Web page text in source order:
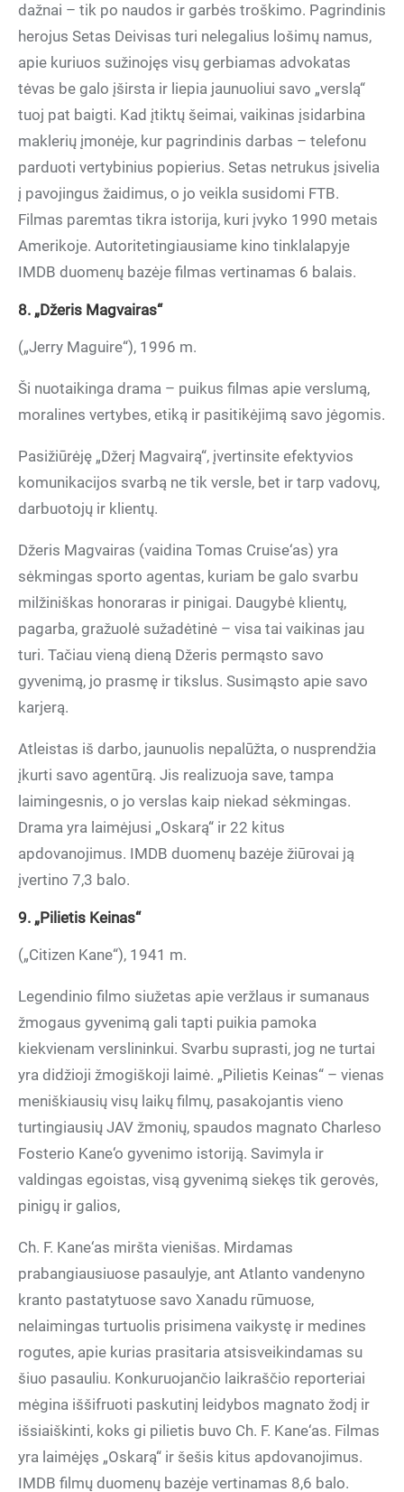
dažnai – tik po naudos ir garbės troškimo. Pagrindinis
herojus Setas Deivisas turi nelegalius lošimų namus,
apie kuriuos sužinojęs visų gerbiamas advokatas
tėvas be galo įširsta ir liepia jaunuoliui savo „verslą“
tuoj pat baigti. Kad įtiktų šeimai, vaikinas įsidarbina
maklerių įmonėje, kur pagrindinis darbas – telefonu
parduoti vertybinius popierius. Setas netrukus įsivelia
į pavojingus žaidimus, o jo veikla susidomi FTB.
Filmas paremtas tikra istorija, kuri įvyko 1990 metais
Amerikoje. Autoritetingiausiame kino tinklalapyje
IMDB duomenų bazėje filmas vertinamas 6 balais.
8. „Džeris Magvairas“
(„Jerry Maguire“), 1996 m.
Ši nuotaikinga drama – puikus filmas apie verslumą,
moralines vertybes, etiką ir pasitikėjimą savo jėgomis.
Pasižiūrėję „Džerį Magvairą“, įvertinsite efektyvios
komunikacijos svarbą ne tik versle, bet ir tarp vadovų,
darbuotojų ir klientų.
Džeris Magvairas (vaidina Tomas Cruise‘as) yra
sėkmingas sporto agentas, kuriam be galo svarbu
milžiniškas honoraras ir pinigai. Daugybė klientų,
pagarba, gražuolė sužadėtinė – visa tai vaikinas jau
turi. Tačiau vieną dieną Džeris permąsto savo
gyvenimą, jo prasmę ir tikslus. Susimąsto apie savo
karjerą.
Atleistas iš darbo, jaunuolis nepalūžta, o nusprendžia
įkurti savo agentūrą. Jis realizuoja save, tampa
laimingesnis, o jo verslas kaip niekad sėkmingas.
Drama yra laimėjusi „Oskarą“ ir 22 kitus
apdovanojimus. IMDB duomenų bazėje žiūrovai ją
įvertino 7,3 balo.
9. „Pilietis Keinas“
(„Citizen Kane“), 1941 m.
Legendinio filmo siužetas apie veržlaus ir sumanaus
žmogaus gyvenimą gali tapti puikia pamoka
kiekvienam verslininkui. Svarbu suprasti, jog ne turtai
yra didžioji žmogiškoji laimė. „Pilietis Keinas“ – vienas
meniškiausių visų laikų filmų, pasakojantis vieno
turtingiausių JAV žmonių, spaudos magnato Charleso
Fosterio Kane‘o gyvenimo istoriją. Savimyla ir
valdingas egoistas, visą gyvenimą siekęs tik gerovės,
pinigų ir galios,
Ch. F. Kane‘as miršta vienišas. Mirdamas
prabangiausiuose pasaulyje, ant Atlanto vandenyno
kranto pastatytuose savo Xanadu rūmuose,
nelaimingas turtuolis prisimena vaikystę ir medines
rogutes, apie kurias prasitaria atsisveikindamas su
šiuo pasauliu. Konkuruojančio laikraščio reporteriai
mėgina iššifruoti paskutinį leidybos magnato žodį ir
išsiaiškinti, koks gi pilietis buvo Ch. F. Kane‘as. Filmas
yra laimėjęs „Oskarą“ ir šešis kitus apdovanojimus.
IMDB filmų duomenų bazėje vertinamas 8,6 balo.